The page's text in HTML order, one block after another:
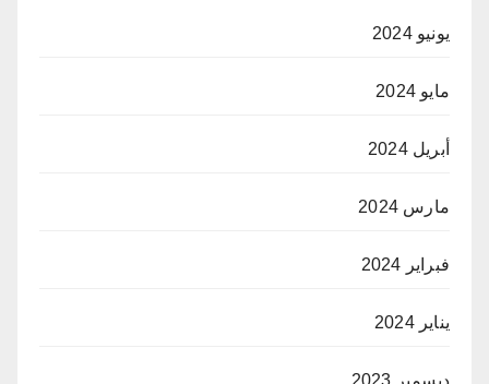
يونيو 2024
مايو 2024
أبريل 2024
مارس 2024
فبراير 2024
يناير 2024